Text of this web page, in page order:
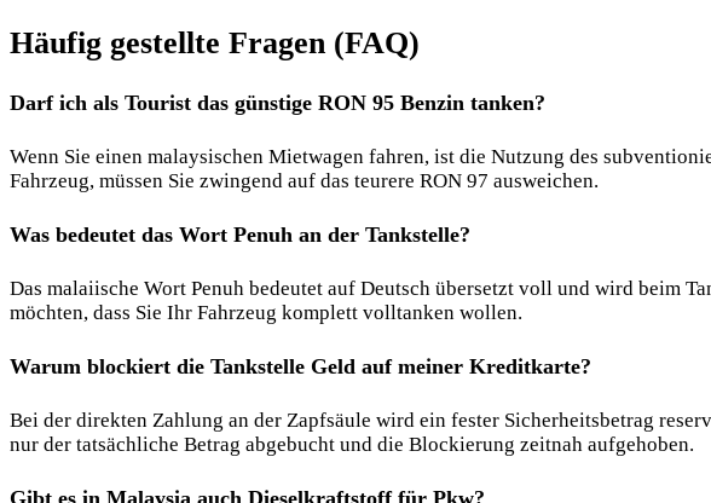
Häufig gestellte Fragen (FAQ)
Darf ich als Tourist das günstige RON 95 Benzin tanken?
Wenn Sie einen malaysischen Mietwagen fahren, ist die Nutzung des
Fahrzeug, müssen Sie zwingend auf das teurere RON 97 ausweichen.
Was bedeutet das Wort Penuh an der Tankstelle?
Das malaiische Wort Penuh bedeutet auf Deutsch übersetzt voll und wird beim
möchten, dass Sie Ihr Fahrzeug komplett volltanken wollen.
Warum blockiert die Tankstelle Geld auf meiner Kreditkarte?
Bei der direkten Zahlung an der Zapfsäule wird ein fester Sicherheitsbetrag
nur der tatsächliche Betrag abgebucht und die Blockierung zeitnah aufgehoben.
Gibt es in Malaysia auch Dieselkraftstoff für Pkw?